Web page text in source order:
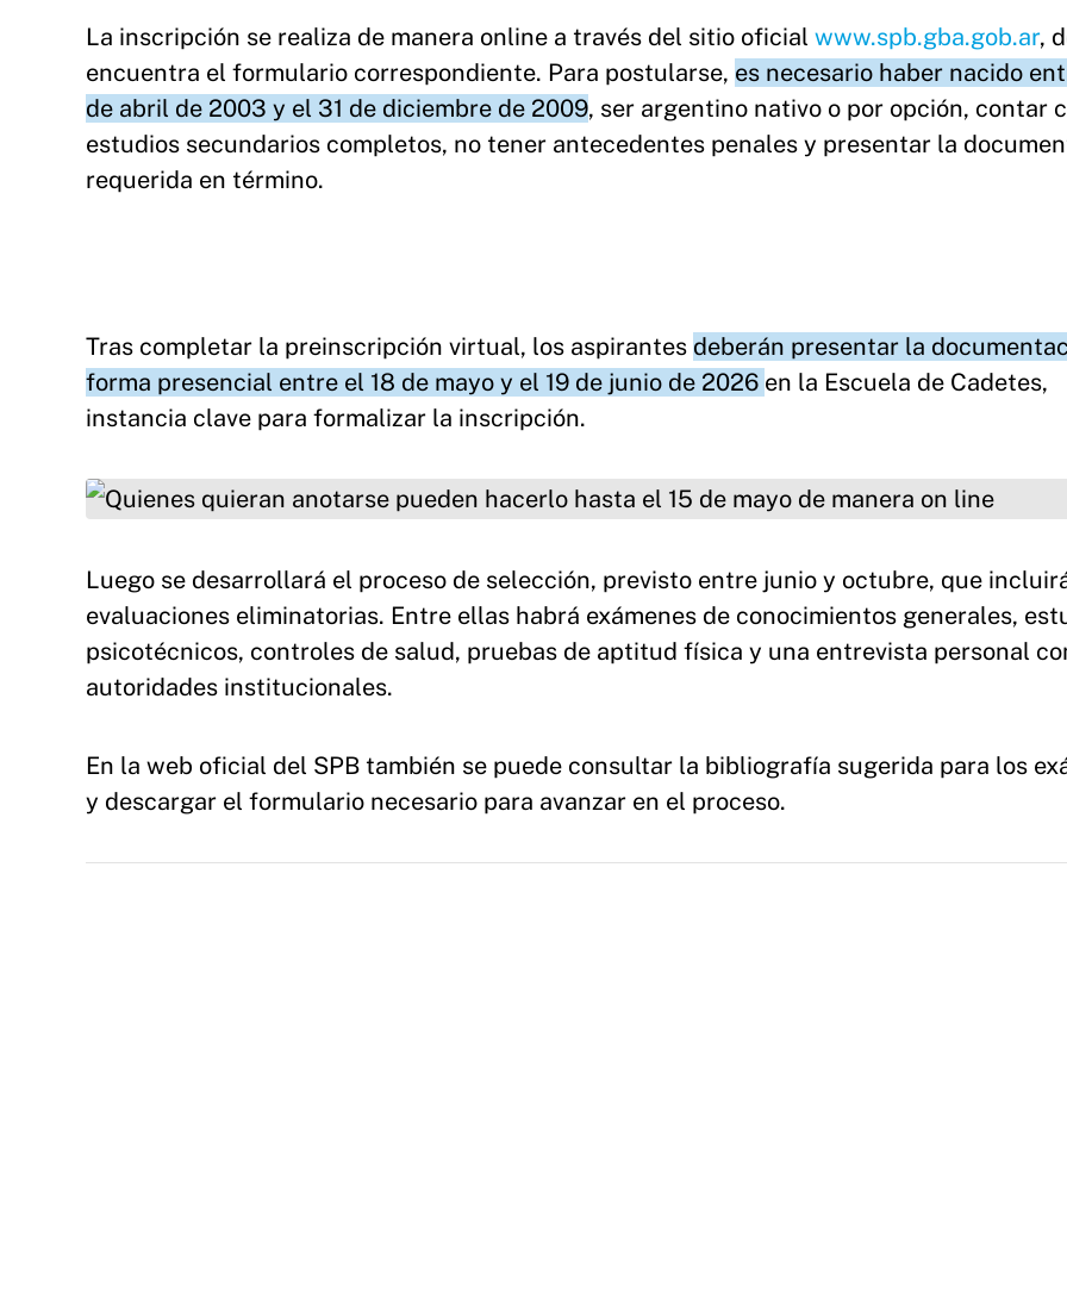
La inscripción se realiza de manera online a través del sitio oficial www.spb.gba.gob.ar,
encuentra el formulario correspondiente. Para postularse, es necesario haber nacido
de abril de 2003 y el 31 de diciembre de 2009, ser argentino nativo o por opción, contar
estudios secundarios completos, no tener antecedentes penales y presentar la
requerida en término.
Tras completar la preinscripción virtual, los aspirantes deberán presentar la
forma presencial entre el 18 de mayo y el 19 de junio de 2026 en la Escuela de Cadetes,
instancia clave para formalizar la inscripción.
Luego se desarrollará el proceso de selección, previsto entre junio y octubre, que
evaluaciones eliminatorias. Entre ellas habrá exámenes de conocimientos generales,
psicotécnicos, controles de salud, pruebas de aptitud física y una entrevista personal
autoridades institucionales.
En la web oficial del SPB también se puede consultar la bibliografía sugerida para los
y descargar el formulario necesario para avanzar en el proceso.